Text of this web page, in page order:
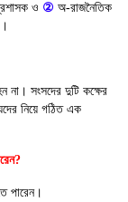
ও ② অ-রাজনৈতিক
না। সংসদের দুটি কক্ষের
নিয়ে গঠিত এক
পারেন।